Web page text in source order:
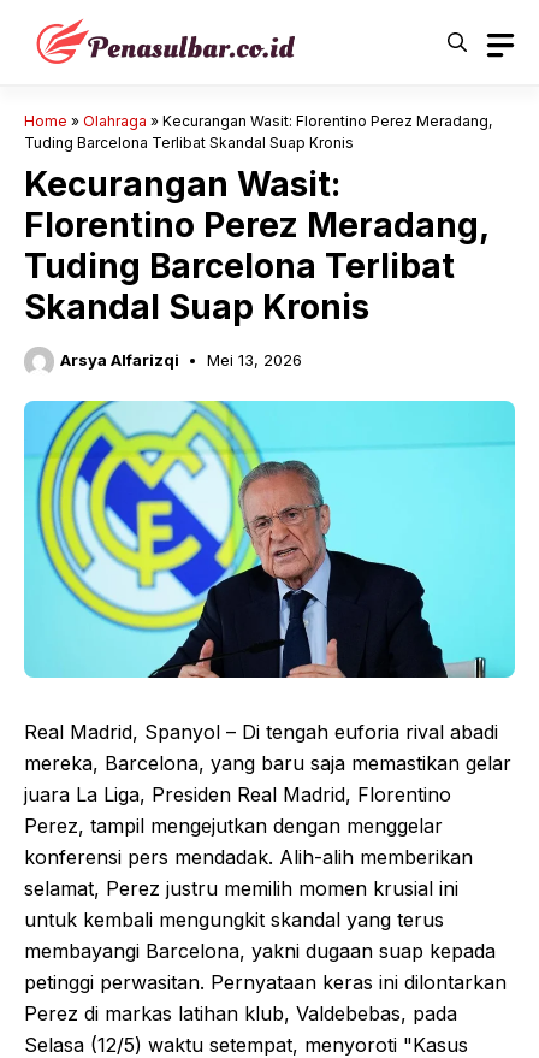
Langsung
Home » Olahraga » Kecurangan Wasit: Florentino Perez Meradang,
Tuding Barcelona Terlibat Skandal Suap Kronis
Kecurangan Wasit:
Florentino Perez Meradang,
Tuding Barcelona Terlibat
Skandal Suap Kronis
Arsya Alfarizqi Mei 13, 2026
Real Madrid, Spanyol – Di tengah euforia rival abadi
mereka, Barcelona, yang baru saja memastikan gelar
juara La Liga, Presiden Real Madrid, Florentino
Perez, tampil mengejutkan dengan menggelar
konferensi pers mendadak. Alih-alih memberikan
selamat, Perez justru memilih momen krusial ini
untuk kembali mengungkit skandal yang terus
membayangi Barcelona, yakni dugaan suap kepada
petinggi perwasitan. Pernyataan keras ini dilontarkan
Perez di markas latihan klub, Valdebebas, pada
Selasa (12/5) waktu setempat, menyoroti "Kasus